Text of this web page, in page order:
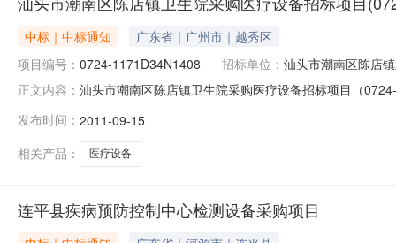
中标｜中标通知
广东省｜广州市｜越秀区
项目编号： 0724-1171D34N1408 招标单位： 汕头市潮南区陈店
正文内容： 汕头市潮南区陈店镇卫生院采购医疗设备招标项目（
备名称数量医用X射线摄影系统（DR）1套2、用途：医
发布时间： 2011-09-15
相关产品：
医疗设备
连平县疾病预防控制中心检测设备采购项目